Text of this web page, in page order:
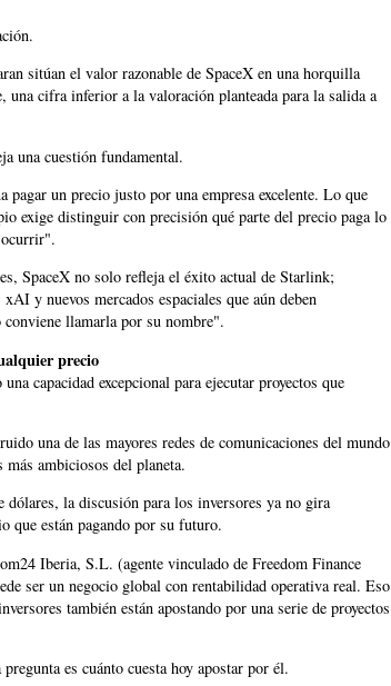
sitúan el valor razonable de SpaceX en una horquilla
cifra inferior a la valoración planteada para la salida a
una cuestión fundamental.
un precio justo por una empresa excelente. Lo que
exige distinguir con precisión qué parte del precio paga lo
ocurrir".
SpaceX no solo refleja el éxito actual de Starlink;
y nuevos mercados espaciales que aún deben
conviene llamarla por su nombre".
precio
capacidad excepcional para ejecutar proyectos que
una de las mayores redes de comunicaciones del mundo
ambiciosos del planeta.
la discusión para los inversores ya no gira
que están pagando por su futuro.
Iberia, S.L. (agente vinculado de Freedom Finance
ser un negocio global con rentabilidad operativa real. Eso
también están apostando por una serie de proyectos
es cuánto cuesta hoy apostar por él.